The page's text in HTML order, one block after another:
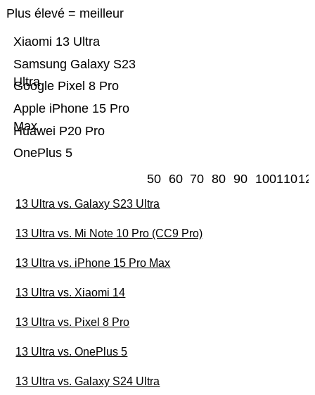
Plus élevé = meilleur
OnePlus 5
Huawei P20 Pro
Apple iPhone 15 Pro
Max
Google Pixel 8 Pro
Samsung Galaxy S23
Ultra
Xiaomi 13 Ultra
50 60 70 80 90 100110
13 Ultra vs. Galaxy S23 Ultra
13 Ultra vs. Mi Note 10 Pro (CC9 Pro)
13 Ultra vs. iPhone 15 Pro Max
13 Ultra vs. Xiaomi 14
13 Ultra vs. Pixel 8 Pro
13 Ultra vs. OnePlus 5
13 Ultra vs. Galaxy S24 Ultra